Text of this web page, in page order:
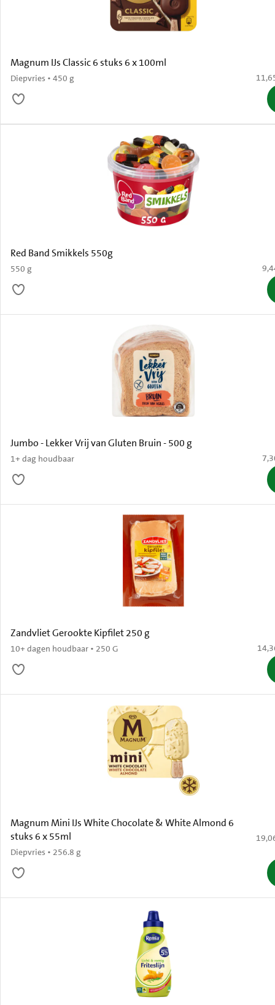
Magnum IJs Classic 6 stuks 6 x 100ml
Diepvries • 450 g €
Red Band Smikkels 550g
550 g €
Jumbo - Lekker Vrij van Gluten Bruin - 500 g
1+ dag houdbaar €
Zandvliet Gerookte Kipfilet 250 g
10+ dagen houdbaar • 250 G €
Magnum Mini IJs White Chocolate & White Almond 6
stuks 6 x 55ml
Diepvries • 256.8 g
€